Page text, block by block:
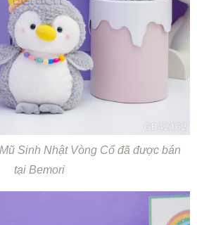
Sinh Nhật Vòng Cổ đã được bán
tại Bemori